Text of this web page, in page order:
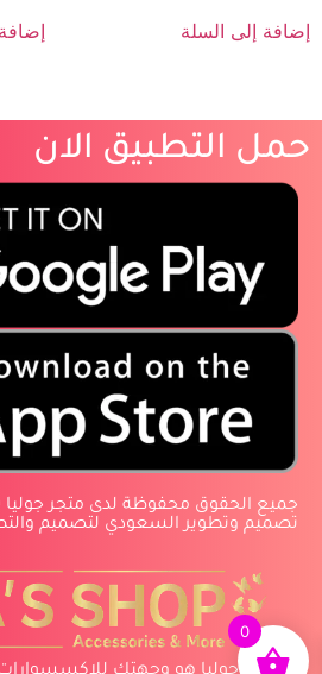
إضافة إلى السلة
حمل التطبيق الان
‏جميع الحقوق محفوظة لدى متجر
‏تصميم وتطوير السعودي لتصميم
0